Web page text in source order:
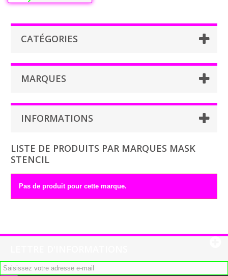
CATÉGORIES
MARQUES
INFORMATIONS
LISTE DE PRODUITS PAR MARQUES MASK
STENCIL
Pas de produit pour cette marque.